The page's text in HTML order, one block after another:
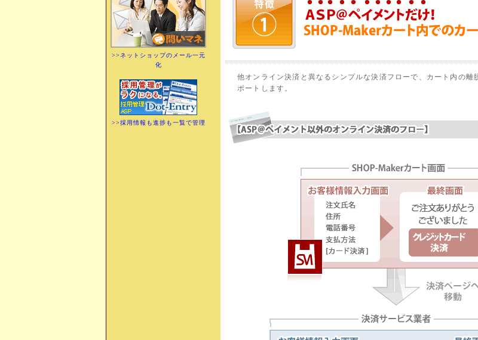
>>ネットショップのメール一元
化
>>採用情報も進捗も一覧で管理
他オンライン決済と異なるシンプルな決済フローで、カート内の離
ポートします。